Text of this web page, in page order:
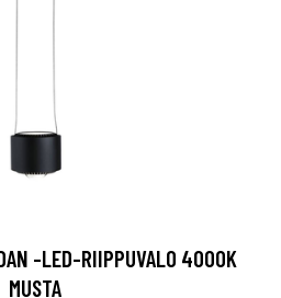
-LED-RIIPPUVALO 4000K
MUSTA